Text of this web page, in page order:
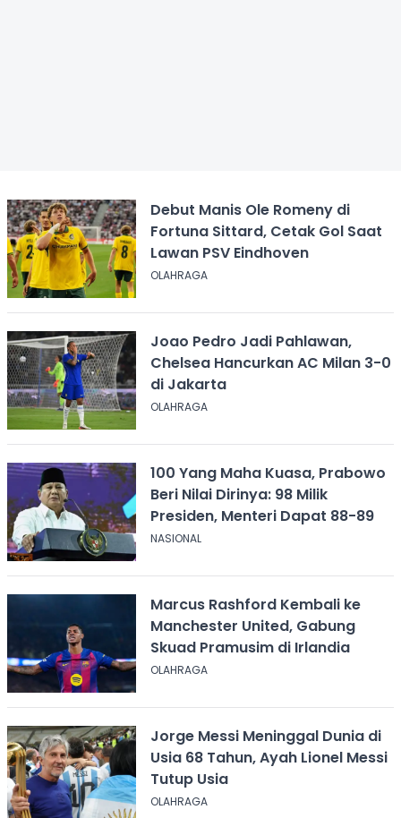
Debut Manis Ole Romeny di
Fortuna Sittard, Cetak Gol Saat
Lawan PSV Eindhoven
OLAHRAGA
Joao Pedro Jadi Pahlawan,
Chelsea Hancurkan AC Milan 3-0
di Jakarta
OLAHRAGA
100 Yang Maha Kuasa, Prabowo
Beri Nilai Dirinya: 98 Milik
Presiden, Menteri Dapat 88-89
NASIONAL
Marcus Rashford Kembali ke
Manchester United, Gabung
Skuad Pramusim di Irlandia
OLAHRAGA
Jorge Messi Meninggal Dunia di
Usia 68 Tahun, Ayah Lionel Messi
Tutup Usia
OLAHRAGA